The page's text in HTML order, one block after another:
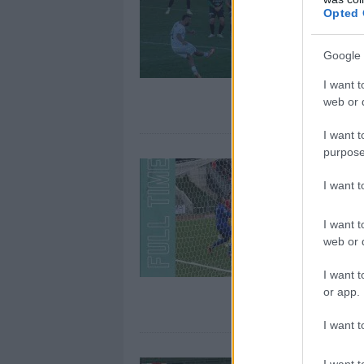
Opted
Google
I want
web or
I want
I want
I want
web or
I want
or app.
I want